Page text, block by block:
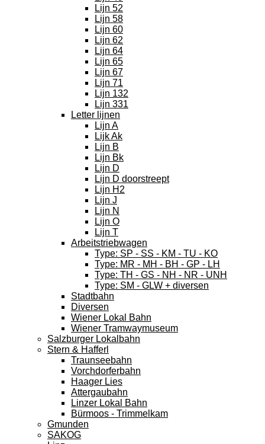
Lijn 52
Lijn 58
Lijn 60
Lijn 62
Lijn 64
Lijn 65
Lijn 67
Lijn 71
Lijn 132
Lijn 331
Letter lijnen
Lijn A
Lijk Ak
Lijn B
Lijn Bk
Lijn D
Lijn D doorstreept
Lijn H2
Lijn J
Lijn N
Lijn O
Lijn T
Arbeitstriebwagen
Type: SP - SS - KM - TU - KO
Type: MR - MH - BH - GP - LH
Type: TH - GS - NH - NR - UNH
Type: SM - GLW + diversen
Stadtbahn
Diversen
Wiener Lokal Bahn
Wiener Tramwaymuseum
Salzburger Lokalbahn
Stern & Hafferl
Traunseebahn
Vorchdorferbahn
Haager Lies
Attergaubahn
Linzer Lokal Bahn
Bürmoos - Trimmelkam
Gmunden
SAKOG